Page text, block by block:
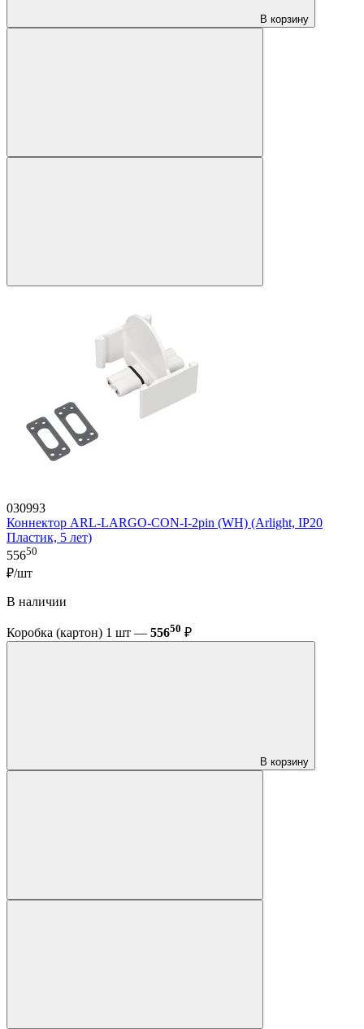
В корзину
030993
Коннектор ARL-LARGO-CON-I-2pin (WH) (Arlight, IP20
Пластик, 5 лет)
55650
₽/шт
В наличии
Коробка (картон) 1 шт — 55650 ₽
В корзину